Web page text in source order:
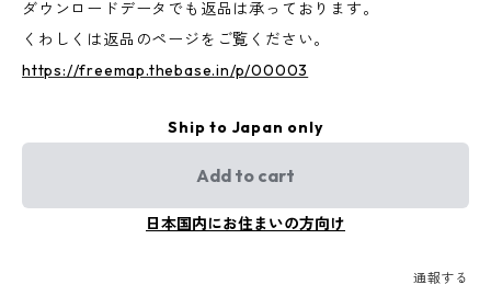
ダウンロードデータでも返品は承っております。
くわしくは返品のページをご覧ください。
https://freemap.thebase.in/p/00003
Ship to Japan only
Add to cart
日本国内にお住まいの方向け
通報する